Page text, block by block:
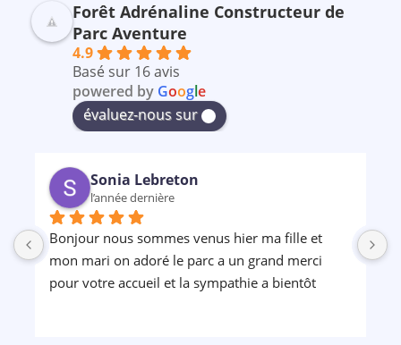
Forêt Adrénaline Constructeur de
Parc Aventure
4.9
Basé sur 16 avis
powered by Google
évaluez-nous sur
Sonia Lebreton
l’année dernière
Bonjour nous sommes venus hier ma fille et
mon mari on adoré le parc a un grand merci
pour votre accueil et la sympathie a bientôt